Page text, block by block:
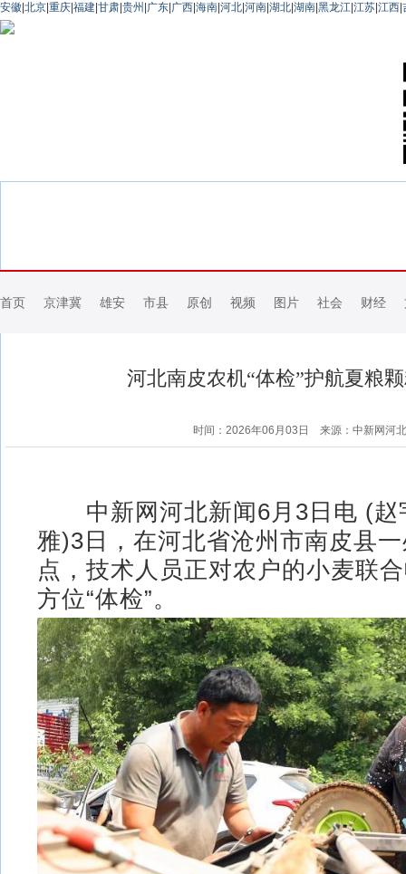
安徽 北京 重庆 福建 甘肃 贵州 广东 广西 海南 河北 河南 湖北 湖南 黑龙江 江苏 江西
首页 京津冀 雄安 市县 原创 视频 图片 社会 财经
河北南皮农机“体检”护航夏粮
时间：2026年06月03日 来源：中新网河北
中新网河北新闻6月3日电 (赵
雅)3日，在河北省沧州市南皮县
点，技术人员正对农户的小麦联
方位“体检”。